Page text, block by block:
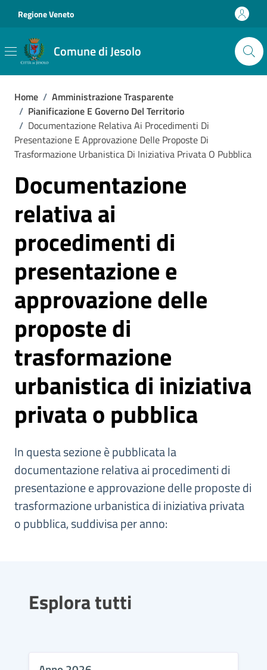
Regione Veneto
Comune di Jesolo
Home / Amministrazione Trasparente
/ Pianificazione E Governo Del Territorio
/ Documentazione Relativa Ai Procedimenti Di
Presentazione E Approvazione Delle Proposte Di
Trasformazione Urbanistica Di Iniziativa Privata O Pubblica
Documentazione
relativa ai
procedimenti di
presentazione e
approvazione delle
proposte di
trasformazione
urbanistica di iniziativa
privata o pubblica
In questa sezione è pubblicata la
documentazione relativa ai procedimenti di
presentazione e approvazione delle proposte di
trasformazione urbanistica di iniziativa privata
o pubblica, suddivisa per anno:
Esplora tutti